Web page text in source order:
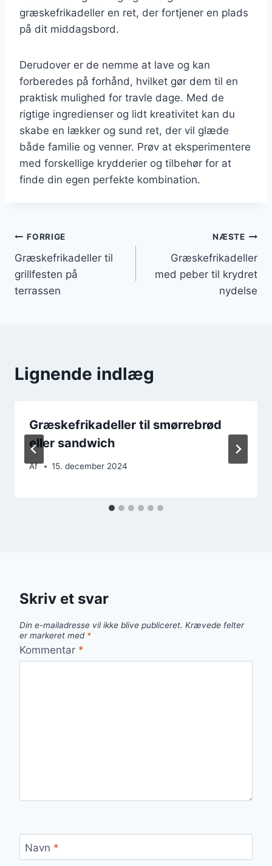
græskefrikadeller en ret, der fortjener en plads
på dit middagsbord.
Derudover er de nemme at lave og kan
forberedes på forhånd, hvilket gør dem til en
praktisk mulighed for travle dage. Med de
rigtige ingredienser og lidt kreativitet kan du
skabe en lækker og sund ret, der vil glæde
både familie og venner. Prøv at eksperimentere
med forskellige krydderier og tilbehør for at
finde din egen perfekte kombination.
Indlægsnavigation
FORRIGE
Græskefrikadeller til
grillfesten på
terrassen
NÆSTE
Græskefrikadeller
med peber til krydret
nydelse
Lignende indlæg
Græskefrikadeller til smørrebrød
eller sandwich
Af 15. december 2024
Skriv et svar
Din e-mailadresse vil ikke blive publiceret. Krævede felter
er markeret med *
Kommentar *
Navn *